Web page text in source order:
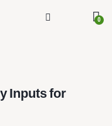
0
Inputs for